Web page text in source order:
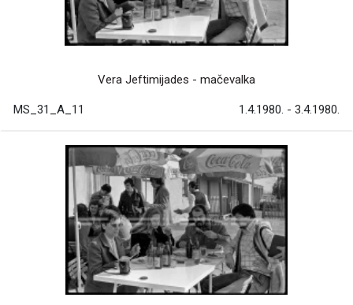
Vera Jeftimijades - mačevalka
MS_31_A_11 1.4.1980. - 3.4.1980.